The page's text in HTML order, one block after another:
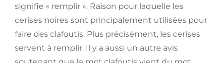
signifie « remplir ». Raison pour laquelle les
cerises noires sont principalement utilisées pour
faire des clafoutis. Plus précisément, les cerises
servent à remplir. Il y a aussi un autre avis